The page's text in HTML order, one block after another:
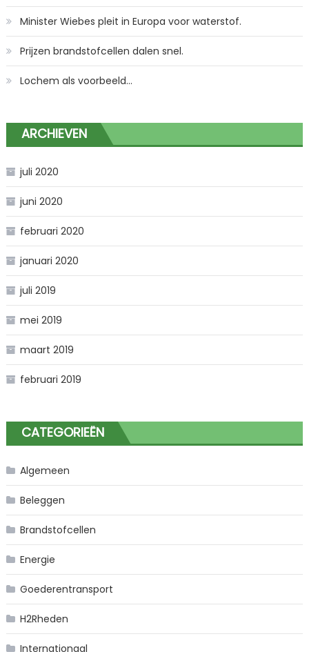
Minister Wiebes pleit in Europa voor waterstof.
Prijzen brandstofcellen dalen snel.
Lochem als voorbeeld…
ARCHIEVEN
juli 2020
juni 2020
februari 2020
januari 2020
juli 2019
mei 2019
maart 2019
februari 2019
CATEGORIEËN
Algemeen
Beleggen
Brandstofcellen
Energie
Goederentransport
H2Rheden
Internationaal